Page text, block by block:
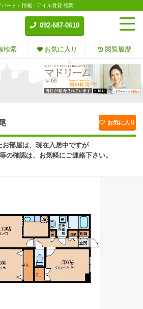
ート）情報 - アイル賃貸-福岡
092-687-0610
検索 お気に入り 閲覧履歴
お気に入り
お部屋は、現在入居中ですが
の確認は、お気軽にご連絡下さい。